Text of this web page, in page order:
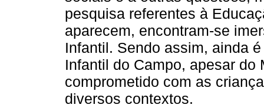
pesquisa referentes à
aparecem, encontram-se
Infantil. Sendo assim, ainda
Infantil do Campo, apesar
comprometido com as
diversos contextos.